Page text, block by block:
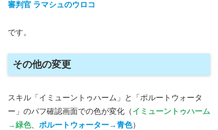
審判官 ラマシュのウロコ
です。
その他の変更
スキル「イミューントゥハーム」と「ポルートウォータ
ー」のバフ確認画面での色が変化（イミューントゥハーム
→緑色、 ポルートウォーター→青色）